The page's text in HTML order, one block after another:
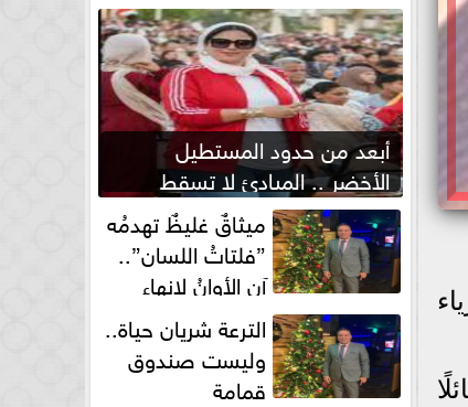
أبعد من حدود المستطيل
الأخضر .. المبادئ لا تسقط
بصفارة الحكم ميثاقٌ غليظٌ تهدمُه
”فلتاتُ اللسان”..
آن الأوانُ لإنهاءِ
فوضى الطلاق الشفهي!الترعة شريان حياة..
وليست صندوق
قمامة